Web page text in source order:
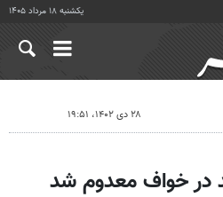
یکشنبه ۱۸ مرداد ۱۴۰۵
۲۸ دی ۱۴۰۲، ۱۹:۵۱